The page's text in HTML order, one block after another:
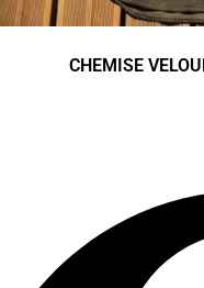
CHEMISE